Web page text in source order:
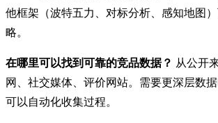
他框架（波特五力、对标分析、感知地图
略。
在哪里可以找到可靠的竞品数据？ 从公开
网、社交媒体、评价网站。需要更深层数
可以自动化收集过程。